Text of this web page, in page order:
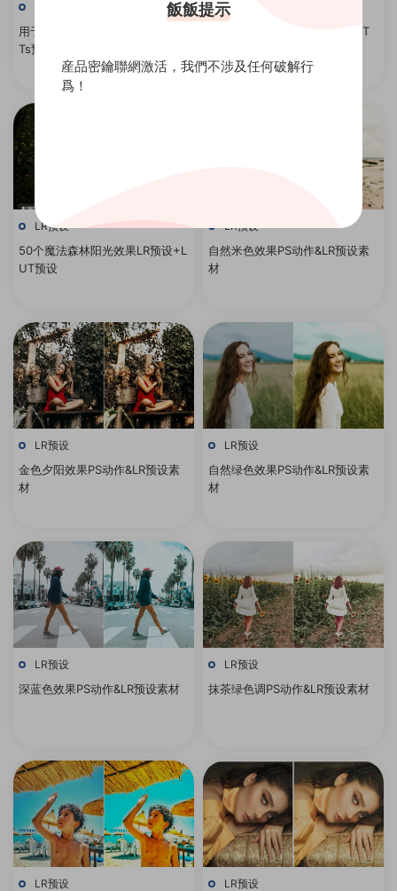
用于创意视频颜色分级的旅行LU
Ts预设素材
LR预设
50个热带夏天摄影LR预设+LUT
LR预设
50个魔法森林阳光效果LR预设+L
UT预设
LR预设
自然米色效果PS动作&LR预设素
材
LR预设
金色夕阳效果PS动作&LR预设素
材
LR预设
自然绿色效果PS动作&LR预设素
材
LR预设
深蓝色效果PS动作&LR预设素材
LR预设
抹茶绿色调PS动作&LR预设素材
LR预设 LR预设
飯飯提示
産品密鑰聯網激活，我們不涉及任何破解行
爲！